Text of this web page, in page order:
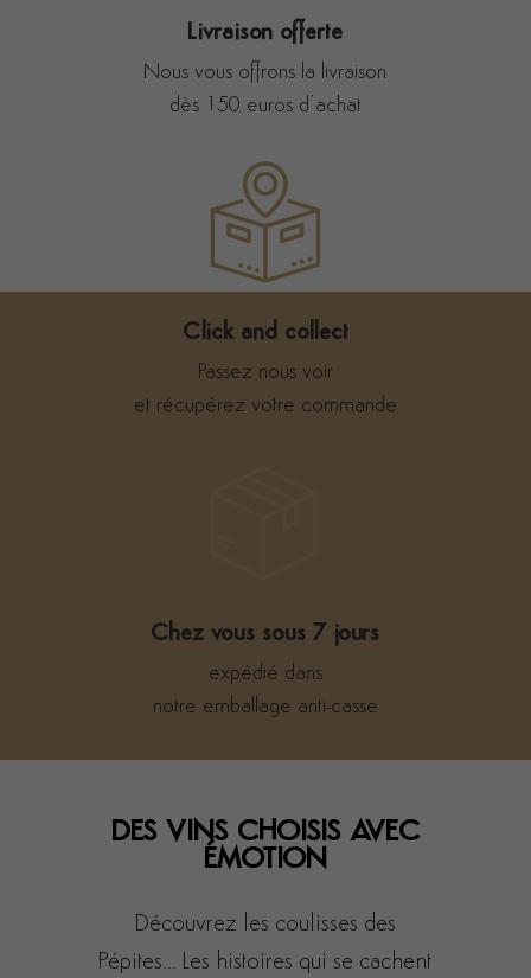
Livraison offerte
Nous vous offrons la livraison
dès 150 euros d’achat
Click and collect
Passez nous voir
et récupérez votre commande
Chez vous sous 7 jours
expédié dans
notre emballage anti-casse
DES VINS CHOISIS AVEC
ÉMOTION
Découvrez les coulisses des
Pépites... Les histoires qui se cachent